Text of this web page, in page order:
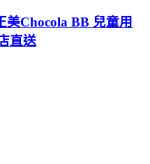
美Chocola BB 兒童用
直送